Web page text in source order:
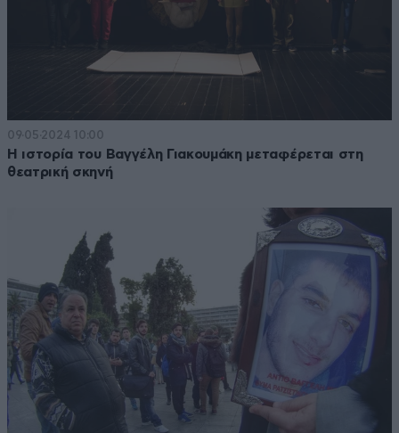
09·05·2024 10:00
Η ιστορία του Βαγγέλη Γιακουμάκη μεταφέρεται στη
θεατρική σκηνή